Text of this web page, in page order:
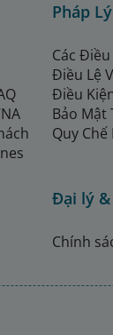
Pháp Lý
Các
Điều Lệ
Điều
Bảo Mật
Quy
Đại lý
Chính